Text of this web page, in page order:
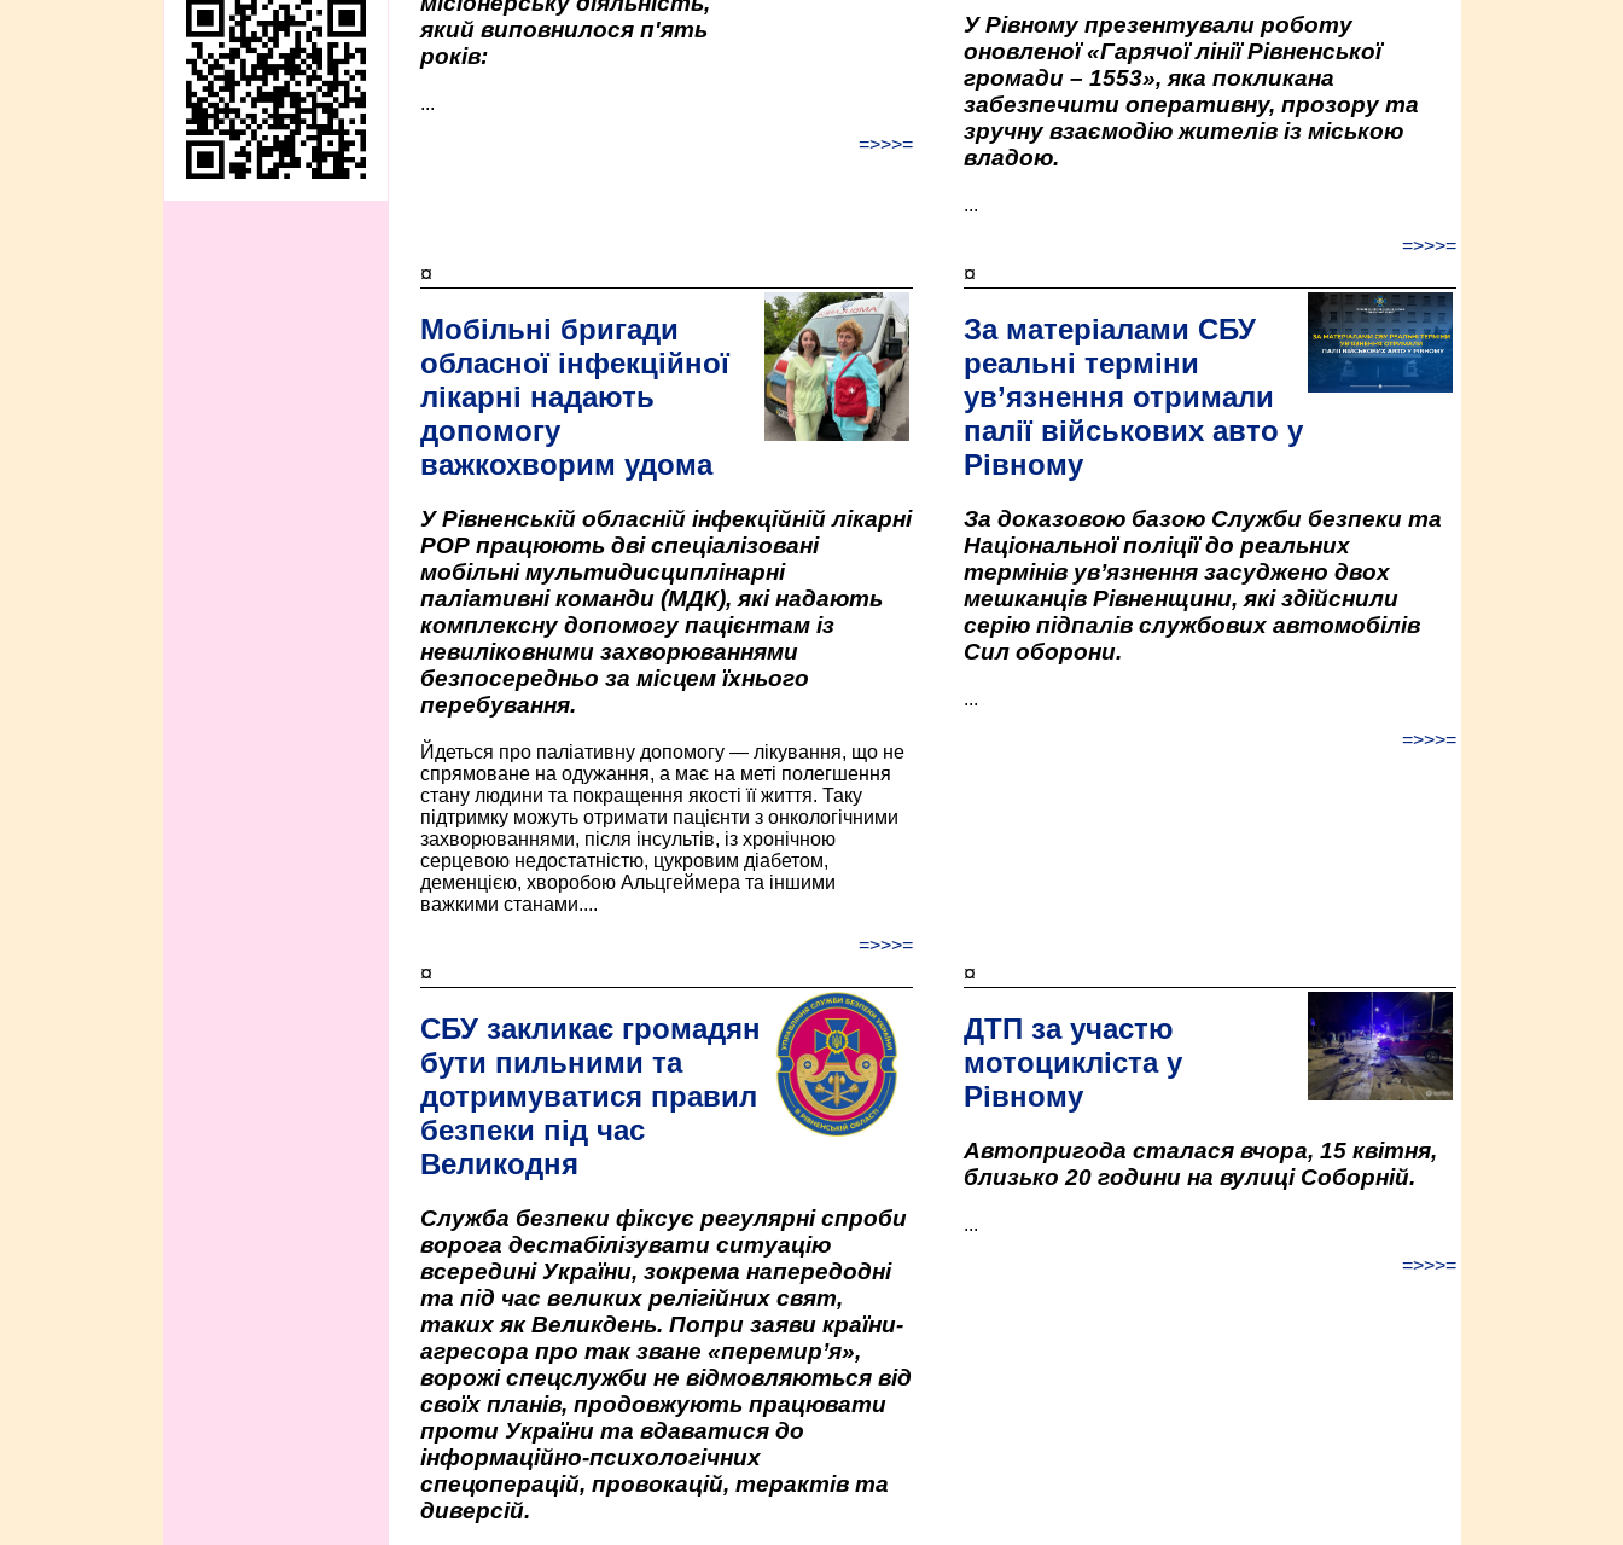
який виповнилося п'ять
років:
...
=>>>=
У Рівному презентували роботу
оновленої «Гарячої лінії Рівненської
громади – 1553», яка покликана
забезпечити оперативну, прозору та
зручну взаємодію жителів із міською
владою.
...
=>>>=
¤
Мобільні бригади
обласної інфекційної
лікарні надають
допомогу
важкохворим удома
У Рівненській обласній інфекційній лікарні
РОР працюють дві спеціалізовані
мобільні мультидисциплінарні
паліативні команди (МДК), які надають
комплексну допомогу пацієнтам із
невиліковними захворюваннями
безпосередньо за місцем їхнього
перебування.
Йдеться про паліативну допомогу — лікування, що не
спрямоване на одужання, а має на меті полегшення
стану людини та покращення якості її життя. Таку
підтримку можуть отримати пацієнти з онкологічними
захворюваннями, після інсультів, із хронічною
серцевою недостатністю, цукровим діабетом,
деменцією, хворобою Альцгеймера та іншими
важкими станами....
=>>>=
¤
За матеріалами СБУ
реальні терміни
ув’язнення отримали
палії військових авто у
Рівному
За доказовою базою Служби безпеки та
Національної поліції до реальних
термінів ув’язнення засуджено двох
мешканців Рівненщини, які здійснили
серію підпалів службових автомобілів
Сил оборони.
...
=>>>=
¤
СБУ закликає громадян
бути пильними та
дотримуватися правил
безпеки під час
Великодня
Служба безпеки фіксує регулярні спроби
ворога дестабілізувати ситуацію
всередині України, зокрема напередодні
та під час великих релігійних свят,
таких як Великдень. Попри заяви країни-
агресора про так зване «перемир’я»,
ворожі спецслужби не відмовляються від
своїх планів, продовжують працювати
проти України та вдаватися до
інформаційно-психологічних
спецоперацій, провокацій, терактів та
диверсій.
¤
ДТП за участю
мотоцикліста у
Рівному
Автопригода сталася вчора, 15 квітня,
близько 20 години на вулиці Соборній.
...
=>>>=